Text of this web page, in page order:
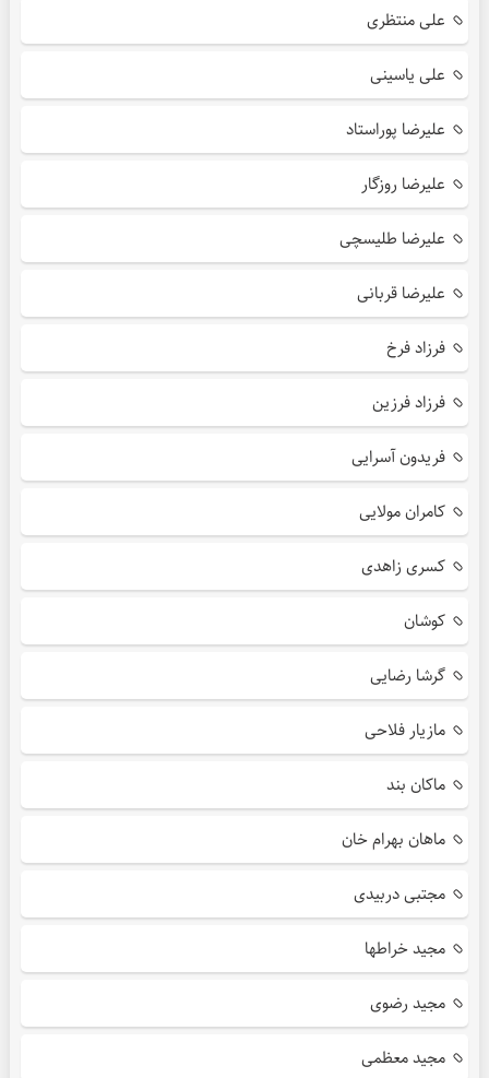
علی منتظری
علی یاسینی
علیرضا پوراستاد
علیرضا روزگار
علیرضا طلیسچی
علیرضا قربانی
فرزاد فرخ
فرزاد فرزین
فریدون آسرایی
کامران مولایی
کسری زاهدی
کوشان
گرشا رضایی
مازیار فلاحی
ماکان بند
ماهان بهرام خان
مجتبی دربیدی
مجید خراطها
مجید رضوی
مجید معظمی